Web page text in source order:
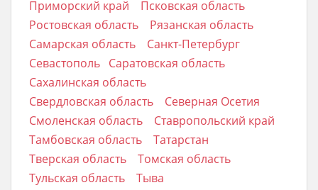
Приморский край
Псковская область
Ростовская область
Рязанская область
Самарская область
Санкт-Петербург
Севастополь Саратовская область
Сахалинская область
Свердловская область
Северная Осетия
Смоленская область
Ставропольский край
Тамбовская область
Татарстан
Тверская область
Томская область
Тульская область
Тыва